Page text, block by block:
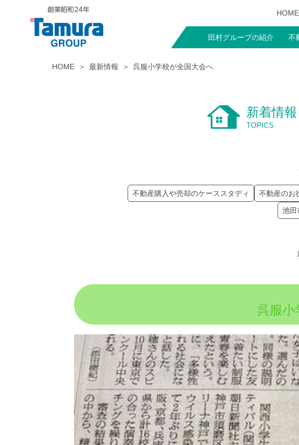
HOME
田村グループの紹介 不
HOME 最新情報 呉服小学校が全国大会へ
新着情
TOPICS
不動産購入や売却のケーススタディ 不動産のお
池田
呉服小